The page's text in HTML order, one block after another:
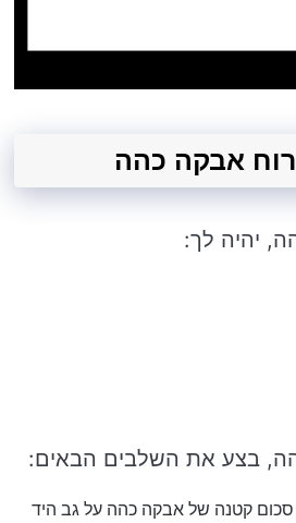
יהיה לך:
בצע את השלבים הבאים:
קטנה של אבקה כהה על גב היד